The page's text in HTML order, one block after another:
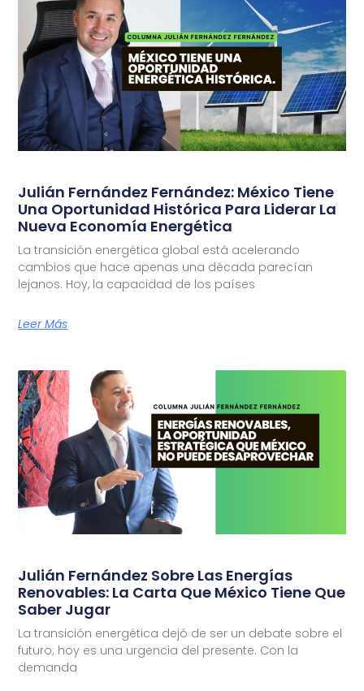
Julián Fernández Fernández: México Tiene
Una Oportunidad Histórica Para Liderar La
Nueva Economía Energética
La transición energética global está acelerando
cambios que hace apenas una década parecían
lejanos. Hoy, la capacidad de los países
Leer Más
Julián Fernández Sobre Las Energías
Renovables: La Carta Que México Tiene Que
Saber Jugar
La transición energética dejó de ser un debate sobre el
futuro; hoy es una urgencia del presente. Con la
demanda